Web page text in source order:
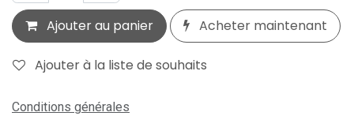
Ajouter au panier Acheter maintenant
Ajouter à la liste de souhaits
Conditions générales